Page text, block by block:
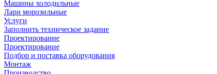
Машины холодильные
Лари морозильные
Услуги
Заполнить техническое задание
Проектирование
Проектирование
Подбор и поставка оборудования
Монтаж